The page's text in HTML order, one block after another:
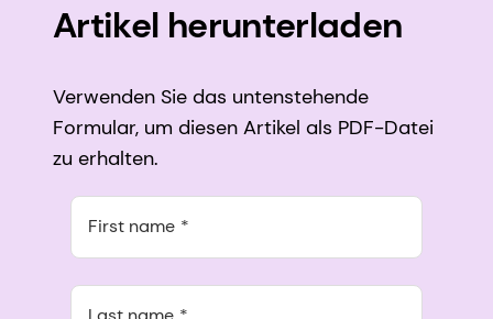
Artikel herunterladen
Verwenden Sie das untenstehende
Formular, um diesen Artikel als PDF-Datei
zu erhalten.
First name